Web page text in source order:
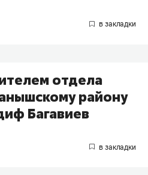
отдела
району
Багавиев